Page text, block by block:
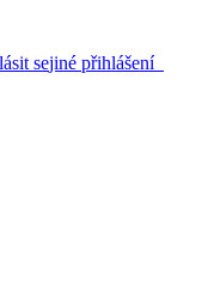
sejiné přihlášení